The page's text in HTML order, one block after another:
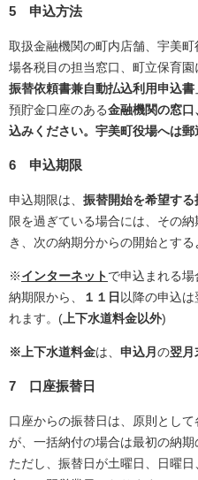
5 申込方法
取扱金融機関の町内店舗、宇美
場各税目の担当窓口、町立保育
振替依頼書兼自動払込利用申込書
預貯金口座のある金融機関の窓
込みください。宇美町役場へは郵
6 申込期限
申込期限は、 振替開始を希望す
限を過ぎている場合には、その
き、次の納期分からの開始とする
※インターネットで申込まれる場
納期限から、
１１日 以降の申込
れます。( 上下水道料金以外)
※上下水道料金は、 申込月 の翌月
7 口座振替日
口座からの振替日は、原則とし
が、一括納付の場合は最初の納期
ただし、振替日が土曜日、日曜